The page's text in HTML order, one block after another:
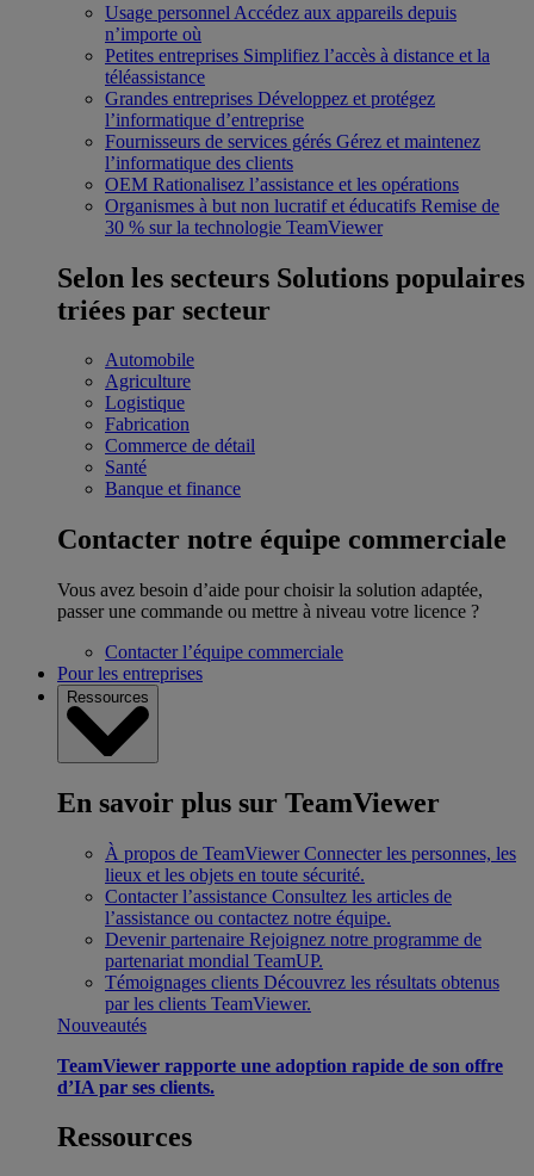
Usage personnel Accédez aux appareils depuis
n’importe où
Petites entreprises Simplifiez l’accès à distance et la
téléassistance
Grandes entreprises Développez et protégez
l’informatique d’entreprise
Fournisseurs de services gérés Gérez et maintenez
l’informatique des clients
OEM Rationalisez l’assistance et les opérations
Organismes à but non lucratif et éducatifs Remise de
30 % sur la technologie TeamViewer
Selon les secteurs Solutions populaires
triées par secteur
Automobile
Agriculture
Logistique
Fabrication
Commerce de détail
Santé
Banque et finance
Contacter notre équipe commerciale
Vous avez besoin d’aide pour choisir la solution adaptée,
passer une commande ou mettre à niveau votre licence ?
Contacter l’équipe commerciale
Pour les entreprises
Ressources
En savoir plus sur TeamViewer
À propos de TeamViewer Connecter les personnes, les
lieux et les objets en toute sécurité.
Contacter l’assistance Consultez les articles de
l’assistance ou contactez notre équipe.
Devenir partenaire Rejoignez notre programme de
partenariat mondial TeamUP.
Témoignages clients Découvrez les résultats obtenus
par les clients TeamViewer.
Nouveautés
TeamViewer rapporte une adoption rapide de son offre
d’IA par ses clients.
Ressources